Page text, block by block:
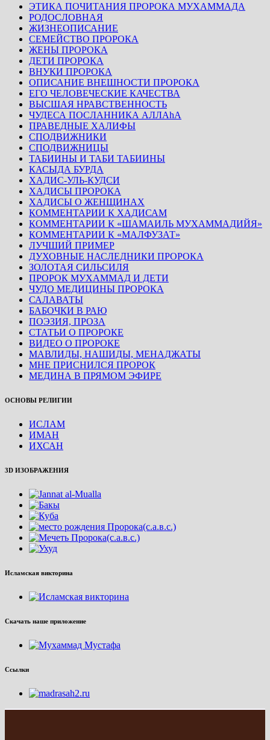
ЭТИКА ПОЧИТАНИЯ ПРОРОКА МУХАММАДА
РОДОСЛОВНАЯ
ЖИЗНЕОПИСАНИЕ
СЕМЕЙСТВО ПРОРОКА
ЖЕНЫ ПРОРОКА
ДЕТИ ПРОРОКА
ВНУКИ ПРОРОКА
ОПИСАНИЕ ВНЕШНОСТИ ПРОРОКА
ЕГО ЧЕЛОВЕЧЕСКИЕ КАЧЕСТВА
ВЫСШАЯ НРАВСТВЕННОСТЬ
ЧУДЕСА ПОСЛАННИКА АЛЛАhА
ПРАВЕДНЫЕ ХАЛИФЫ
СПОДВИЖНИКИ
СПОДВИЖНИЦЫ
ТАБИИНЫ И ТАБИ ТАБИИНЫ
КАСЫДА БУРДА
ХАДИС-УЛЬ-КУДСИ
ХАДИСЫ ПРОРОКА
ХАДИСЫ О ЖЕНЩИНАХ
КОММЕНТАРИИ К ХАДИСАМ
КОММЕНТАРИИ К «ШАМАИЛЬ МУХАММАДИЙЯ»
КОММЕНТАРИИ К «МАЛФУЗАТ»
ЛУЧШИЙ ПРИМЕР
ДУХОВНЫЕ НАСЛЕДНИКИ ПРОРОКА
ЗОЛОТАЯ СИЛЬСИЛЯ
ПРОРОК МУХАММАД И ДЕТИ
ЧУДО МЕДИЦИНЫ ПРОРОКА
САЛАВАТЫ
БАБОЧКИ В РАЮ
ПОЭЗИЯ, ПРОЗА
СТАТЬИ О ПРОРОКЕ
ВИДЕО О ПРОРОКЕ
МАВЛИДЫ, НАШИДЫ, МЕНАДЖАТЫ
МНЕ ПРИСНИЛСЯ ПРОРОК
МЕДИНА В ПРЯМОМ ЭФИРЕ
ОСНОВЫ РЕЛИГИИ
ИСЛАМ
ИМАН
ИХСАН
3D ИЗОБРАЖЕНИЯ
Исламская викторина
Скачать наше приложение
Ссылки